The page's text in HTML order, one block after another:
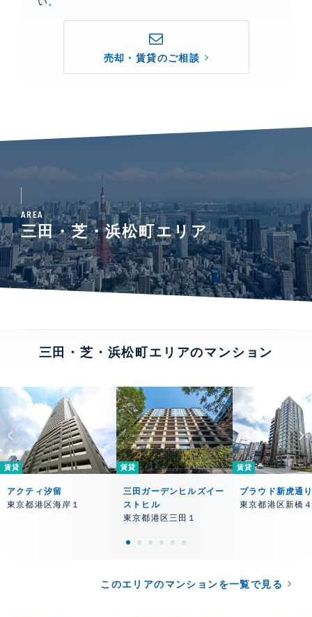
売却・賃貸のご相談
AREA
三田・芝・浜松町エリア
三田・芝・浜松町エリアのマンション
賃貸
アクティ汐留
東京都港区海岸１
賃貸
三田ガーデンヒルズイー
ストヒル
東京都港区三田１
賃貸
プラウド新虎通
東京都港区新橋
このエリアのマンションを一覧で見る